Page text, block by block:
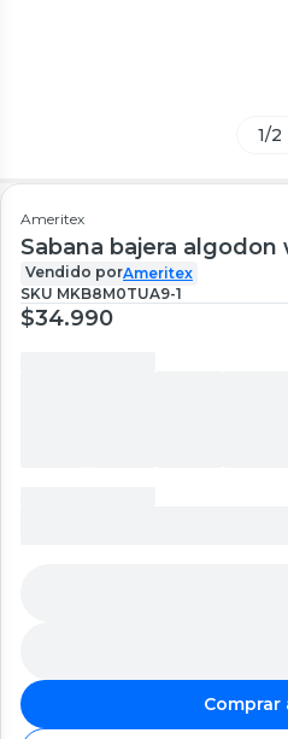
1/2
Ameritex
Sabana bajera algodon
Vendido porAmeritex
SKU MKB8M0TUA9-1
$34.990
Comprar